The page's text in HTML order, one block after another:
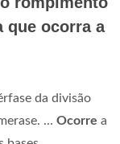
que ocorra a
da divisão
... Ocorre a